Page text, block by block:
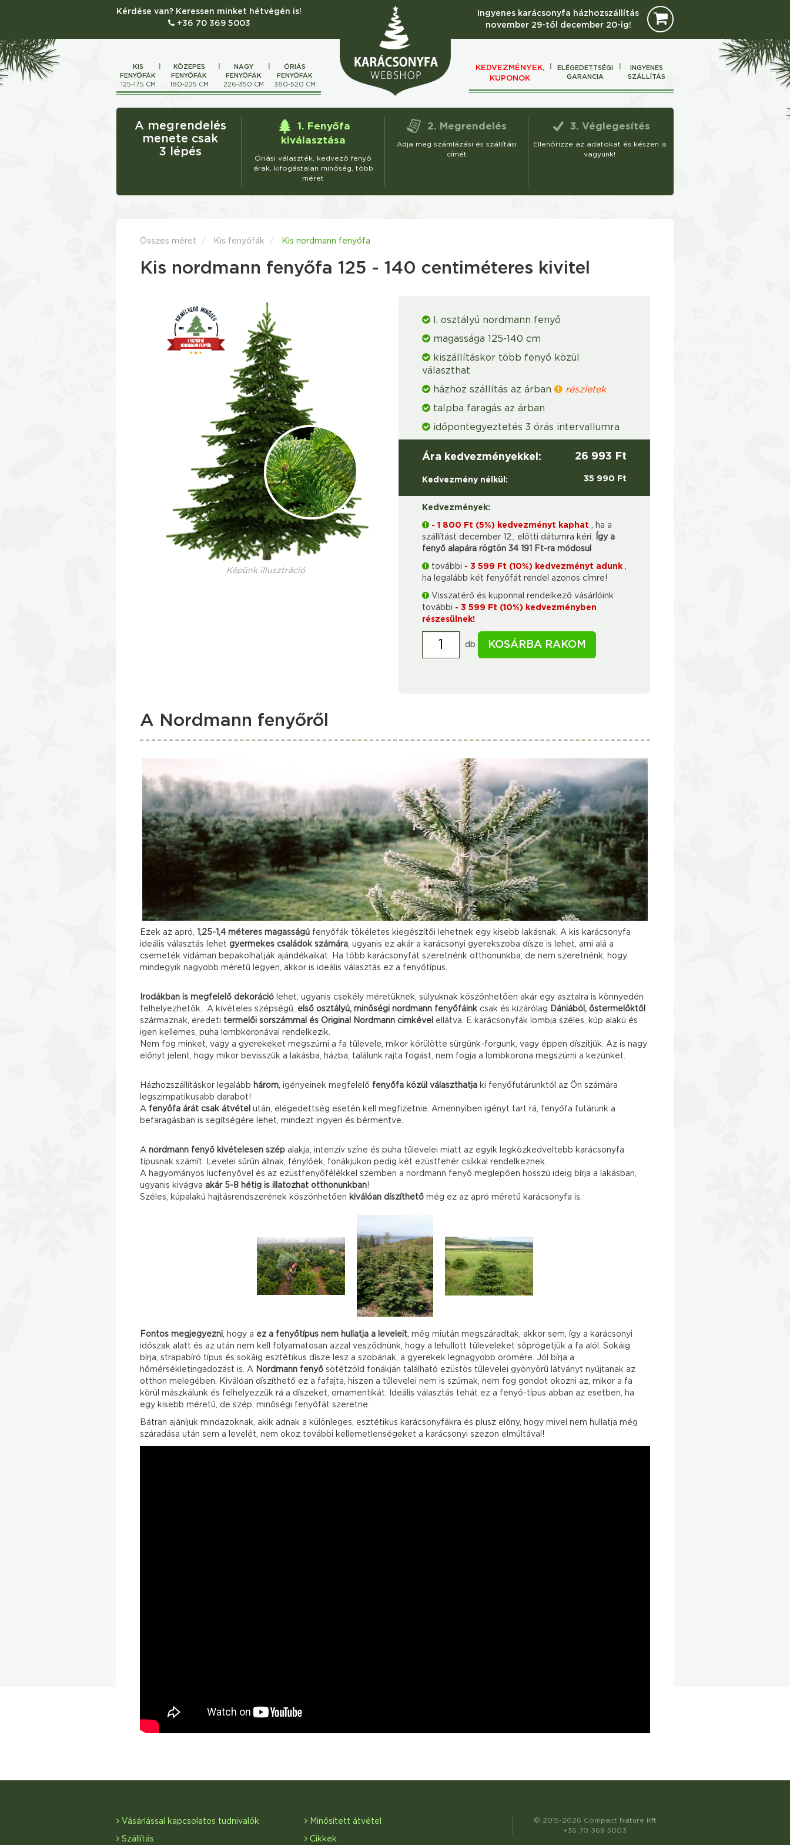
Kérdése van? Keressen minket hétvégén is!
+36 70 369 5003
Ingyenes karácsonyfa házhozszállítás
november 29-től december 20-ig!
KIS
FENYŐFÁK
125-175 CM
KÖZEPES
FENYŐFÁK
180-225 CM
NAGY
FENYŐFÁK
226-350 CM
ÓRIÁS
FENYŐFÁK
360-520 CM
KEDVEZMÉNYEK,
KUPONOK
ELÉGEDETTSÉGI
GARANCIA
INGYENES
SZÁLLÍTÁS
A megrendelés
menete csak
3 lépés
1. Fenyőfa
kiválasztása
Óriási választék, kedvező fenyő
árak, kifogástalan minőség, több
méret
2. Megrendelés
Adja meg számlázási és szállítási
címét
3. Véglegesítés
Ellenőrizze az adatokat és készen is
vagyunk!
Összes méret Kis fenyőfák Kis nordmann fenyőfa
Kis nordmann fenyőfa 125 - 140 centiméteres kivitel
Képünk illusztráció
I. osztályú nordmann fenyő
magassága 125-140 cm
kiszállításkor több fenyő közül
választhat
házhoz szállítás az árban
részletek
talpba faragás az árban
időpontegyeztetés 3 órás intervallumra
Ára kedvezményekkel: 26 993 Ft
Kedvezmény nélkül: 35 990 Ft
Kedvezmények:
- 1 800 Ft (5%) kedvezményt kaphat , ha a
szállítást december 12., előtti dátumra kéri.
Így a
fenyő alapára rögtön 34 191 Ft-ra módosul
további - 3 599 Ft (10%) kedvezményt adunk ,
ha legalább két fenyőfát rendel azonos címre!
Visszatérő és kuponnal rendelkező vásárlóink
további - 3 599 Ft (10%) kedvezményben
részesülnek!
db KOSÁRBA RAKOM
A Nordmann fenyőről
Ezek az apró, 1,25-1,4 méteres magasságú fenyőfák tökéletes kiegészítői lehetnek egy kisebb lakásnak. A kis karácsonyfa
ideális választás lehet gyermekes családok számára, ugyanis ez akár a karácsonyi gyerekszoba dísze is lehet, ami alá a
csemeték vidáman bepakolhatják ajándékaikat. Ha több karácsonyfát szeretnénk otthonunkba, de nem szeretnénk, hogy
mindegyik nagyobb méretű legyen, akkor is ideális választás ez a fenyőtípus.
Irodákban is megfelelő dekoráció lehet, ugyanis csekély méretüknek, súlyuknak köszönhetően akár egy asztalra is könnyedén
felhelyezhetők. A kivételes szépségű, első osztályú, minőségi nordmann fenyőfáink csak és kizárólag Dániából, őstermelőktől
származnak, eredeti termelői sorszámmal és Original Nordmann cimkével ellátva. E karácsonyfák lombja széles, kúp alakú és
igen kellemes, puha lombkoronával rendelkezik.
Nem fog minket, vagy a gyerekeket megszúrni a fa tűlevele, mikor körülötte sürgünk-forgunk, vagy éppen díszítjük. Az is nagy
előnyt jelent, hogy mikor bevisszük a lakásba, házba, találunk rajta fogást, nem fogja a lombkorona megszúrni a kezünket.
Házhozszállításkor legalább három, igényeinek megfelelő fenyőfa közül választhatja ki fenyőfutárunktól az Ön számára
legszimpatikusabb darabot!
A fenyőfa árát csak átvétel után, elégedettség esetén kell megfizetnie. Amennyiben igényt tart rá, fenyőfa futárunk a
befaragásban is segítségére lehet, mindezt ingyen és bérmentve.
A nordmann fenyő kivételesen szép alakja, intenzív színe és puha tűlevelei miatt az egyik legközkedveltebb karácsonyfa
típusnak számít. Levelei sűrűn állnak, fénylőek, fonákjukon pedig két ezüstfehér csíkkal rendelkeznek.
A hagyományos lucfenyővel és az ezüstfenyőfélékkel szemben a nordmann fenyő meglepően hosszú ideig bírja a lakásban,
ugyanis kivágva akár 5-8 hétig is illatozhat otthonunkban!
Széles, kúpalakú hajtásrendszerének köszönhetően kiválóan díszíthető még ez az apró méretű karácsonyfa is.
Fontos megjegyezni, hogy a ez a fenyőtípus nem hullatja a leveleit, még miután megszáradtak, akkor sem, így a karácsonyi
időszak alatt és az után nem kell folyamatosan azzal vesződnünk, hogy a lehullott tűleveleket söprögetjük a fa alól. Sokáig
bírja, strapabíró típus és sokáig esztétikus dísze lesz a szobának, a gyerekek legnagyobb örömére. Jól bírja a
hőmérsékletingadozást is. A Nordmann fenyő sötétzöld fonákján található ezüstös tűlevelei gyönyörű látványt nyújtanak az
otthon melegében. Kiválóan díszíthető ez a fafajta, hiszen a tűlevelei nem is szúrnak, nem fog gondot okozni az, mikor a fa
körül mászkálunk és felhelyezzük rá a díszeket, ornamentikát. Ideális választás tehát ez a fenyő-típus abban az esetben, ha
egy kisebb méretű, de szép, minőségi fenyőfát szeretne.
Bátran ajánljuk mindazoknak, akik adnak a különleges, esztétikus karácsonyfákra és plusz előny, hogy mivel nem hullatja még
száradása után sem a levelét, nem okoz további kellemetlenségeket a karácsonyi szezon elmúltával!
Vásárlással kapcsolatos tudnivalók
Szállítás
Minősített átvétel
Cikkek
© 2015-2026 Compact Nature Kft
+36 70 369 5003